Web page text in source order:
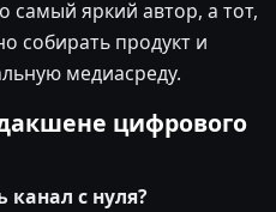
самый яркий автор, а тот,
собирать продукт и
медиасреду.
цифрового
канал с нуля?